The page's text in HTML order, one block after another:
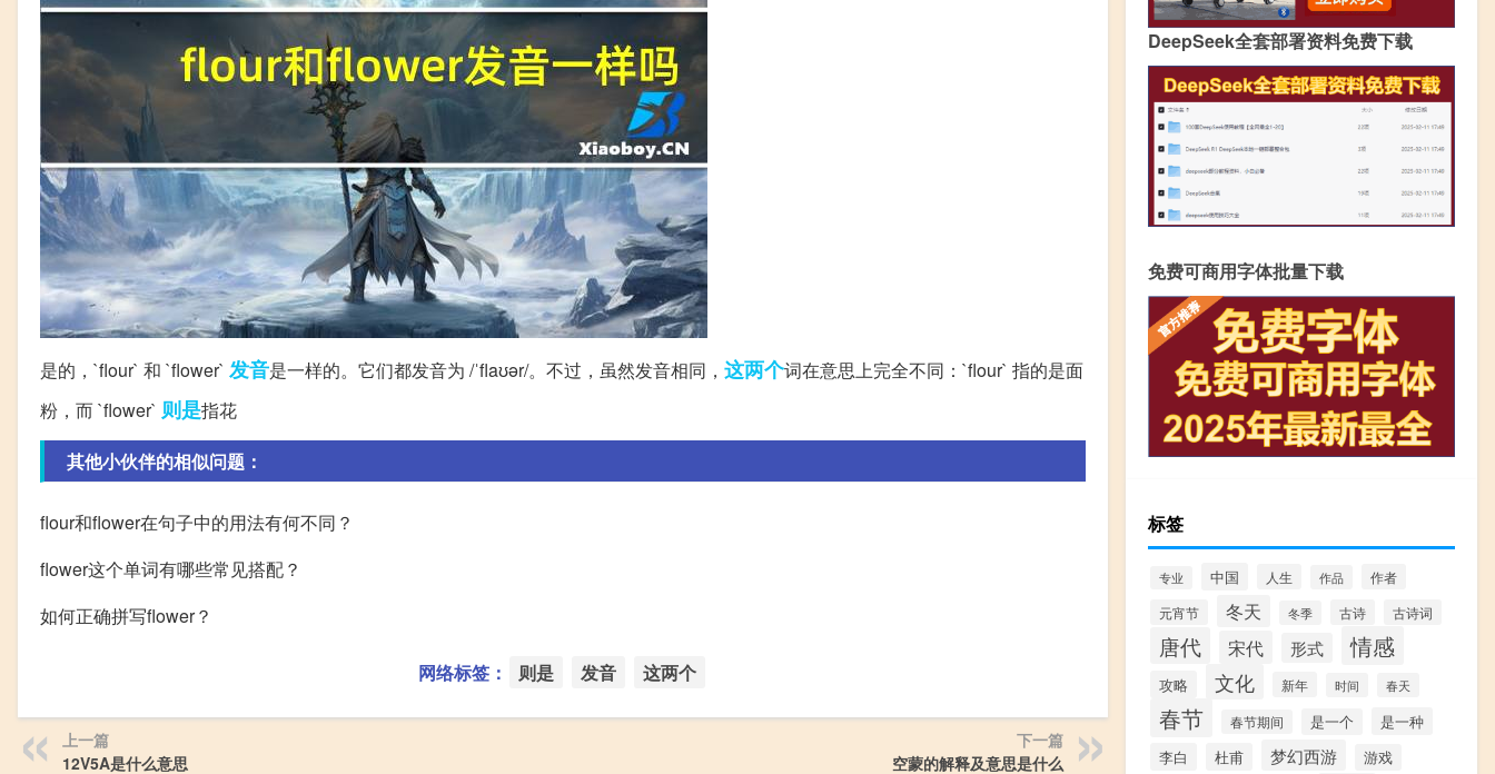
是的，`flour` 和 `flower` 发音是一样的。它们都发音为 /ˈflaʊər/。不过，虽然发音相同， 这两个词在意思上完全不同：`flour` 指的是面
粉，而 `flower` 则是指花
其他小伙伴的相似问题：
flour和flower在句子中的用法有何不同？
flower这个单词有哪些常见搭配？
如何正确拼写flower？
网络标签： 则是 发音 这两个
上一篇
12V5A是什么意思
下一篇
空蒙的解释及意思是什么
DeepSeek全套部署资料免费下载
免费可商用字体批量下载
标签
专业 中国 人生 作品
作者
元宵节
冬天 冬季 古诗 古诗词
唐代 宋代 形式 情感
攻略 文化 新年 时间 春天
春节 春节期间 是一个
是一种
李白
杜甫 梦幻西游 游戏